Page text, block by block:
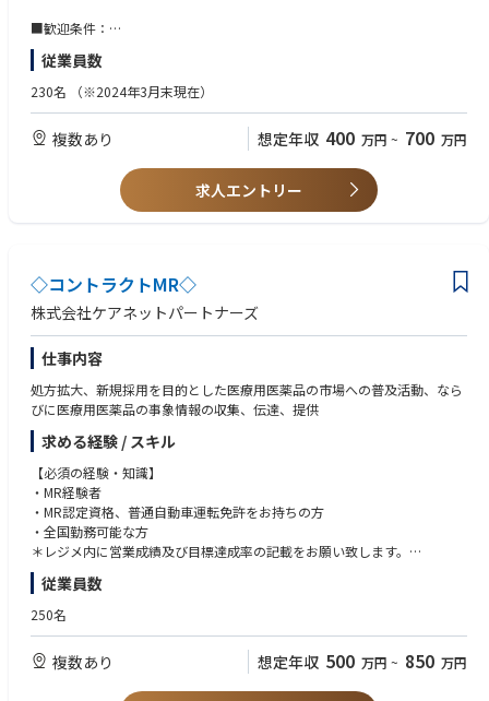
■歓迎条件：
・英語力
・ホテルシステムOPERAの知見
・ホテル宿泊部に於けるオペレーション経験
・ロジカルシンキング
従業員数
230名 （※2024年3⽉末現在）
複数あり 想定年収 400 万円 ~ 700 万円
求人エントリー
◇コントラクトMR◇
株式会社ケアネットパートナーズ
仕事内容
処方拡大、新規採用を目的とした医療用医薬品の市場への普及活動、なら
びに医療用医薬品の事象情報の収集、伝達、提供
求める経験 / スキル
【必須の経験・知識】
・MR経験者
・MR認定資格、普通自動車運転免許をお持ちの方
・全国勤務可能な方
＊レジメ内に営業成績及び目標達成率の記載をお願い致します。
MR認定資格、運転免許証
従業員数
250名
複数あり 想定年収 500 万円 ~ 850 万円